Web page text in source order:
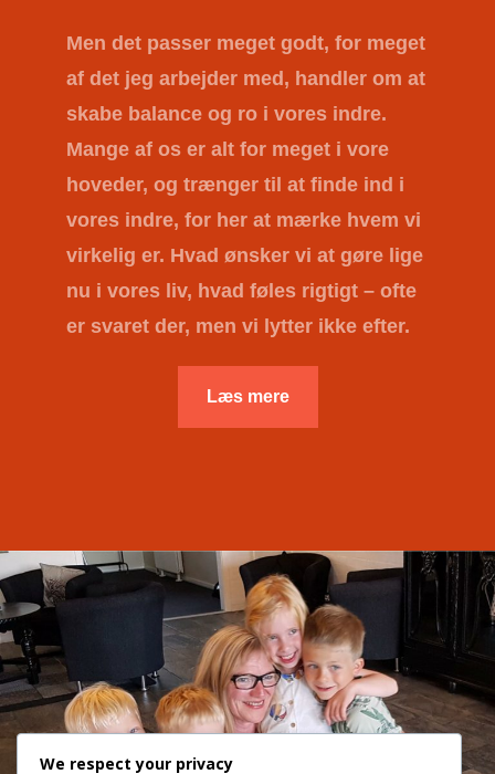
Men det passer meget godt, for meget
af det jeg arbejder med, handler om at
skabe balance og ro i vores indre.
Mange af os er alt for meget i vore
hoveder, og trænger til at finde ind i
vores indre, for her at mærke hvem vi
virkelig er. Hvad ønsker vi at gøre lige
nu i vores liv, hvad føles rigtigt – ofte
er svaret der, men vi lytter ikke efter.
Læs mere
We respect your privacy